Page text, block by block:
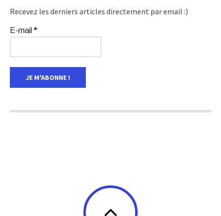
Recevez les derniers articles directement par email :)
E-mail*